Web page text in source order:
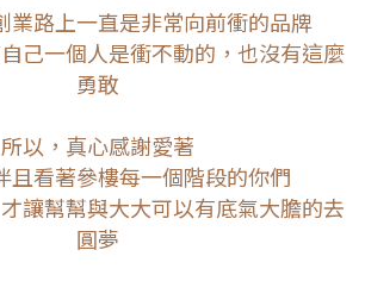
業路上一直是非常向前衝的品牌
己一個人是衝不動的， 也沒有這麼
勇敢
所以， 真心感謝愛著
且看著參樓每一個階段的你們
讓幫幫與大大可以有底氣大膽的去
圓夢